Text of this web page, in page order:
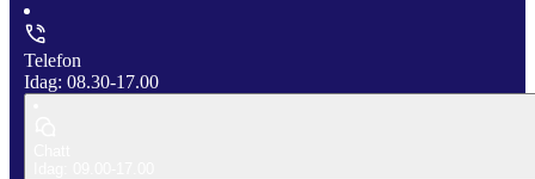
Telefon
Idag: 08.30-17.00